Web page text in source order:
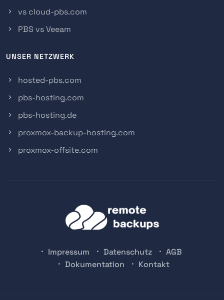
vs cloud-pbs.com
PBS vs Veeam
UNSER NETZWERK
hosted-pbs.com
pbs-hosting.com
pbs-hosting.de
proxmox-backup-hosting.com
proxmox-offsite.com
Impressum Datenschutz
AGB
Dokumentation
Kontakt